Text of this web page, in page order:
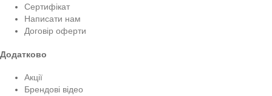
Сертифікат
Написати нам
Договір оферти
Додатково
Акції
Брендові відео